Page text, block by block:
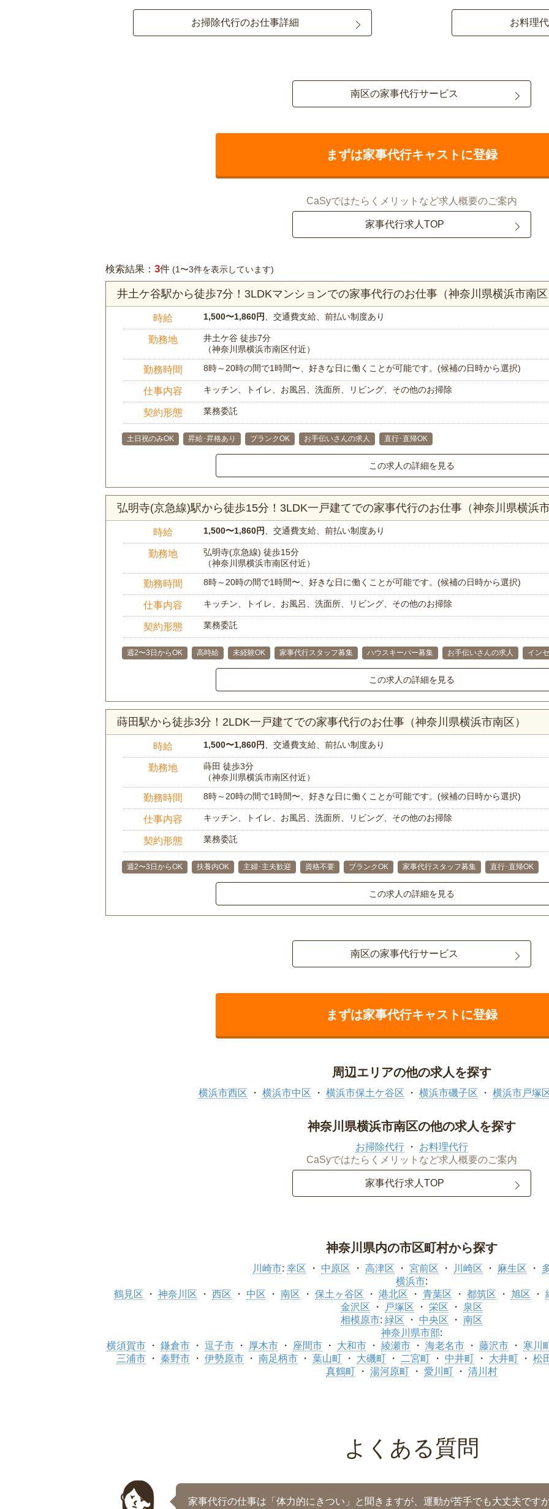
お掃除代行のお仕事詳細 お料理
南区の家事代行サービス
まずは家事代行キャストに登録
CaSyではたらくメリットなど求人概要のご案内
家事代行求人TOP
検索結果： 3件 (1〜3件を表示しています)
井土ケ谷駅から徒歩7分！3LDKマンションでの家事代行のお仕事（神奈川県横浜市南
時給 1,500〜1,860円 、交通費支給、前払い制度あり
勤務地
井土ケ谷 徒歩7分
（神奈川県横浜市南区付近）
勤務時間 8時～20時の間で1時間〜、好きな日に働くことが可能です。(候補の日時から選択)
仕事内容 キッチン、トイレ、お風呂、洗面所、リビング、その他のお掃除
契約形態 業務委託
土日祝のみOK 昇給･昇格あり ブランクOK お手伝いさんの求人 直行･直帰OK
この求人の詳細を見る
弘明寺(京急線)駅から徒歩15分！3LDK一戸建てでの家事代行のお仕事（神奈川県横浜
時給 1,500〜1,860円 、交通費支給、前払い制度あり
勤務地
弘明寺(京急線) 徒歩15分
（神奈川県横浜市南区付近）
勤務時間 8時～20時の間で1時間〜、好きな日に働くことが可能です。(候補の日時から選択)
仕事内容 キッチン、トイレ、お風呂、洗面所、リビング、その他のお掃除
契約形態 業務委託
週2〜3日からOK 高時給 未経験OK 家事代行スタッフ募集 ハウスキーパー募集 お手伝いさんの求人 イン
この求人の詳細を見る
蒔田駅から徒歩3分！2LDK一戸建てでの家事代行のお仕事（神奈川県横浜市南区）
時給 1,500〜1,860円 、交通費支給、前払い制度あり
勤務地
蒔田 徒歩3分
（神奈川県横浜市南区付近）
勤務時間 8時～20時の間で1時間〜、好きな日に働くことが可能です。(候補の日時から選択)
仕事内容 キッチン、トイレ、お風呂、洗面所、リビング、その他のお掃除
契約形態 業務委託
週2〜3日からOK 扶養内OK 主婦･主夫歓迎 資格不要 ブランクOK 家事代行スタッフ募集 直行･直帰OK
この求人の詳細を見る
南区の家事代行サービス
まずは家事代行キャストに登録
周辺エリアの他の求人を探す
横浜市西区 横浜市中区 横浜市保土ケ谷区 横浜市磯子区 横浜市戸塚
神奈川県横浜市南区の他の求人を探す
お掃除代行
お料理代行
CaSyではたらくメリットなど求人概要のご案内
家事代行求人TOP
神奈川県内の市区町村から探す
川崎市: 幸区 中原区 高津区 宮前区 川崎区 麻生区
横浜市:
鶴見区
神奈川区 西区 中区 南区 保土ヶ谷区 港北区 青葉区 都筑区 旭区
金沢区
戸塚区 栄区
泉区
相模原市: 緑区 中央区
南区
神奈川県市部:
横須賀市
鎌倉市 逗子市 厚木市 座間市 大和市 綾瀬市 海老名市 藤沢市
寒川
三浦市
秦野市 伊勢原市 南足柄市 葉山町 大磯町 二宮町 中井町 大井町
松
真鶴町
湯河原町 愛川町 清川村
よくある質問
家事代行の仕事は「体力的にきつい」と聞きますが、運動が苦手でも大丈夫です